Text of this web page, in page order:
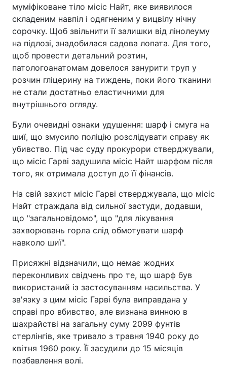
муміфіковане тіло місіс Найт, яке виявилося
складеним навпіл і одягненим у вицвілу нічну
сорочку. Щоб звільнити її залишки від лінолеуму
на підлозі, знадобилася садова лопата. Для того,
щоб провести детальний розтин,
патологоанатомам довелося занурити труп у
розчин гліцерину на тиждень, поки його тканини
не стали достатньо еластичними для
внутрішнього огляду.
Були очевидні ознаки удушення: шарф і смуга на
шиї, що змусило поліцію розслідувати справу як
убивство. Під час суду прокурори стверджували,
що місіс Гарві задушила місіс Найт шарфом після
того, як отримала доступ до її фінансів.
На свій захист місіс Гарві стверджувала, що місіс
Найт страждала від сильної застуди, додавши,
що "загальновідомо", що "для лікування
захворювань горла слід обмотувати шарф
навколо шиї".
Присяжні відзначили, що немає жодних
переконливих свідчень про те, що шарф був
використаний із застосуванням насильства. У
зв'язку з цим місіс Гарві була виправдана у
справі про вбивство, але визнана винною в
шахрайстві на загальну суму 2099 фунтів
стерлінгів, яке тривало з травня 1940 року до
квітня 1960 року. Її засудили до 15 місяців
позбавлення волі.